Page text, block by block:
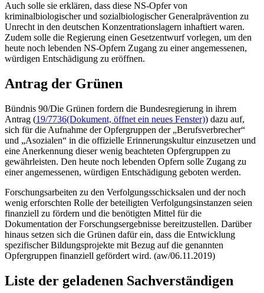
Auch solle sie erklären, dass diese NS-Opfer von
kriminalbiologischer und sozialbiologischer Generalprävention zu
Unrecht in den deutschen Konzentrationslagern inhaftiert waren.
Zudem solle die Regierung einen Gesetzentwurf vorlegen, um den
heute noch lebenden NS-Opfern Zugang zu einer angemessenen,
würdigen Entschädigung zu eröffnen.
Antrag der Grünen
Bündnis 90/Die Grünen fordern die Bundesregierung in ihrem
Antrag (19/7736(Dokument, öffnet ein neues Fenster)) dazu auf,
sich für die Aufnahme der Opfergruppen der „Berufsverbrecher“
und „Asozialen“ in die offizielle Erinnerungskultur einzusetzen und
eine Anerkennung dieser wenig beachteten Opfergruppen zu
gewährleisten. Den heute noch lebenden Opfern solle Zugang zu
einer angemessenen, würdigen Entschädigung geboten werden.
Forschungsarbeiten zu den Verfolgungsschicksalen und der noch
wenig erforschten Rolle der beteiligten Verfolgungsinstanzen seien
finanziell zu fördern und die benötigten Mittel für die
Dokumentation der Forschungsergebnisse bereitzustellen. Darüber
hinaus setzen sich die Grünen dafür ein, dass die Entwicklung
spezifischer Bildungsprojekte mit Bezug auf die genannten
Opfergruppen finanziell gefördert wird. (aw/06.11.2019)
Liste der geladenen Sachverständigen